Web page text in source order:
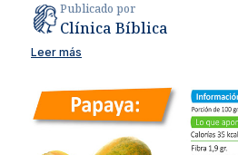
Publicado por
Clínica Bíblica
Leer más